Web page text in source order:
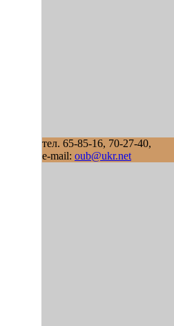
тел. 65-85-16, 70-27-40,
e-mail: oub@ukr.net